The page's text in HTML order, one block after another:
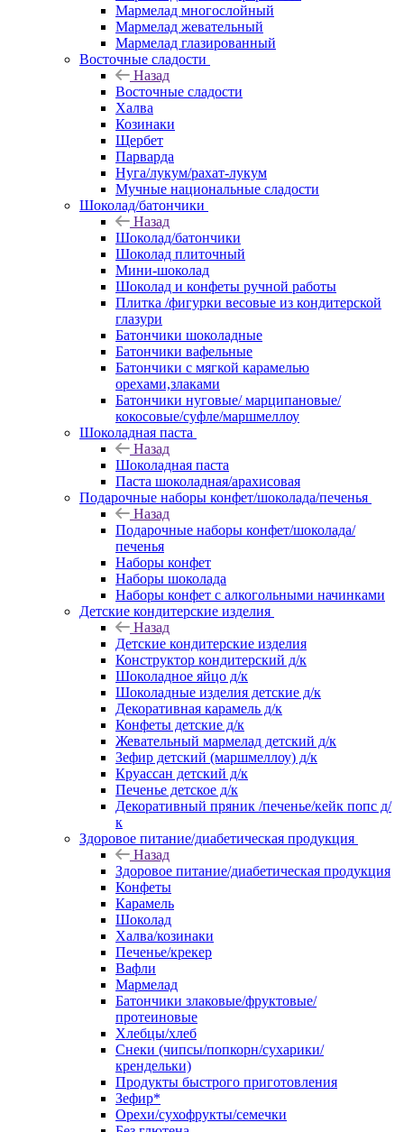
Мармелад многослойный
Мармелад жевательный
Мармелад глазированный
Восточные сладости
Назад
Восточные сладости
Халва
Козинаки
Щербет
Парварда
Нуга/лукум/рахат-лукум
Мучные национальные сладости
Шоколад/батончики
Назад
Шоколад/батончики
Шоколад плиточный
Мини-шоколад
Шоколад и конфеты ручной работы
Плитка /фигурки весовые из кондитерской
глазури
Батончики шоколадные
Батончики вафельные
Батончики с мягкой карамелью
орехами,злаками
Батончики нуговые/ марципановые/
кокосовые/суфле/маршмеллоу
Шоколадная паста
Назад
Шоколадная паста
Паста шоколадная/арахисовая
Подарочные наборы конфет/шоколада/печенья
Назад
Подарочные наборы конфет/шоколада/
печенья
Наборы конфет
Наборы шоколада
Наборы конфет с алкогольными начинками
Детские кондитерские изделия
Назад
Детские кондитерские изделия
Конструктор кондитерский д/к
Шоколадное яйцо д/к
Шоколадные изделия детские д/к
Декоративная карамель д/к
Конфеты детские д/к
Жевательный мармелад детский д/к
Зефир детский (маршмеллоу) д/к
Круассан детский д/к
Печенье детское д/к
Декоративный пряник /печенье/кейк попс д/
к
Здоровое питание/диабетическая продукция
Назад
Здоровое питание/диабетическая продукция
Конфеты
Карамель
Шоколад
Халва/козинаки
Печенье/крекер
Вафли
Мармелад
Батончики злаковые/фруктовые/
протеиновые
Хлебцы/хлеб
Снеки (чипсы/попкорн/сухарики/
крендельки)
Продукты быстрого приготовления
Зефир*
Орехи/сухофрукты/семечки